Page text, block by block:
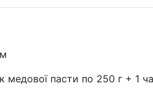
медової пасти по 250 г + 1